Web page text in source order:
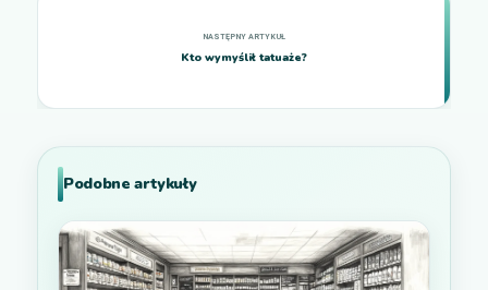
Kto wymyślił tatuaże?
Podobne artykuły